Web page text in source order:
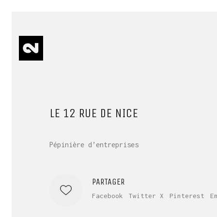
LE 12 RUE DE NICE
Pépinière d’entreprises
PARTAGER
Facebook Twitter X Pinterest